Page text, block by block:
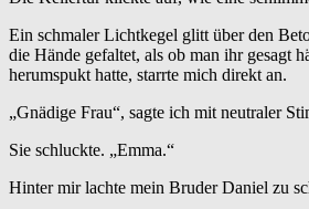
Ein schmaler Lichtkegel glitt über den
die Hände gefaltet, als ob man ihr gesagt
herumspukt hatte, starrte mich direkt an.
„Gnädige Frau“, sagte ich mit neutraler
Sie schluckte. „Emma.“
Hinter mir lachte mein Bruder Daniel zu